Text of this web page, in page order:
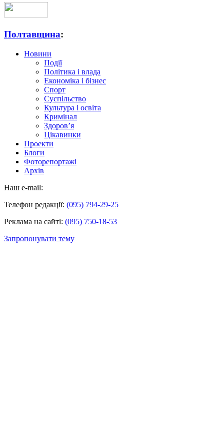
Полтавщина:
Новини
Події
Політика і влада
Економіка і бізнес
Спорт
Суспільство
Культура і освіта
Кримінал
Здоров’я
Цікавинки
Проекти
Блоги
Фоторепортажі
Архів
Наш e-mail:
Телефон редакції: (095) 794-29-25
Реклама на сайті: (095) 750-18-53
Запропонувати тему